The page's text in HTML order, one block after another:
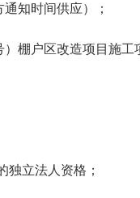
知时间供应）；
）棚户区改造项目施工
独立法人资格；